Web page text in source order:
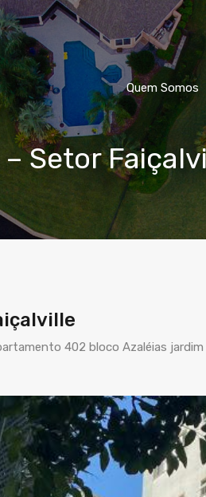
Quem Somos
Setor
402 bloco Azaléias